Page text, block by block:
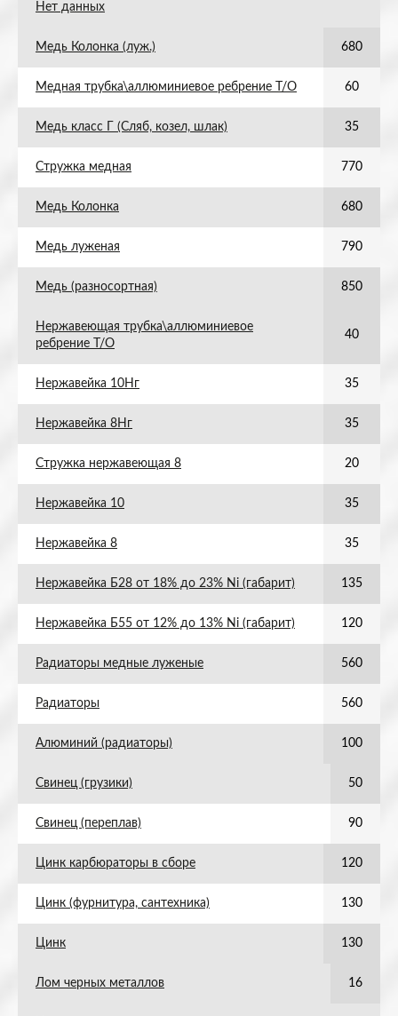
Нет данных
Медь Колонка (луж.) 680
Медная трубка\аллюминиевое ребрение Т/О 60
Медь класс Г (Сляб, козел, шлак) 35
Стружка медная 770
Медь Колонка 680
Медь луженая 790
Медь (разносортная) 850
Нержавеющая трубка\аллюминиевое
ребрение Т/О
40
Нержавейка 10Нг 35
Нержавейка 8Нг 35
Стружка нержавеющая 8 20
Нержавейка 10 35
Нержавейка 8 35
Нержавейка Б28 от 18% до 23% Ni (габарит) 135
Нержавейка Б55 от 12% до 13% Ni (габарит) 120
Радиаторы медные луженые 560
Радиаторы 560
Алюминий (радиаторы) 100
Свинец (грузики) 50
Свинец (переплав) 90
Цинк карбюраторы в сборе 120
Цинк (фурнитура, сантехника) 130
Цинк 130
Лом черных металлов 16